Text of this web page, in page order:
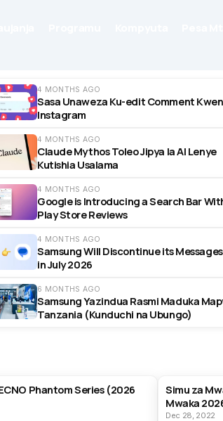
4 MONTHS AGO
Sasa Unaweza Ku-edit Comment
Instagram
4 MONTHS AGO
Claude Mythos Toleo Jipya la AI Lenye
Kutishia Usalama
4 MONTHS AGO
Google is Introducing a Search Bar
Play Store Reviews
4 MONTHS AGO
Samsung Will Discontinue its
in July 2026
6 MONTHS AGO
Samsung Yazindua Rasmi Maduka
Tanzania (Kunduchi na Ubungo)
Phantom Series (2026
Simu za
Mwaka
Dec 28, 2022